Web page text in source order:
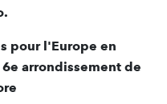
pour l'Europe en
arrondissement de